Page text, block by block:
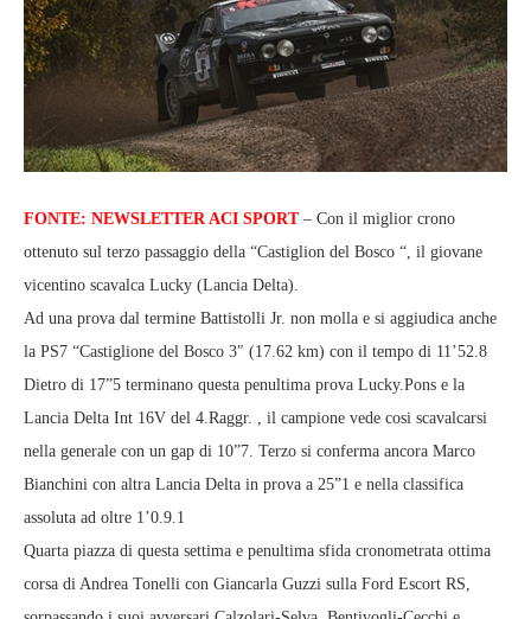
FONTE: NEWSLETTER ACI SPORT– Con il miglior crono
ottenuto sul terzo passaggio della “Castiglion del Bosco “, il giovane
vicentino scavalca Lucky (Lancia Delta).
Ad una prova dal termine Battistolli Jr. non molla e si aggiudica anche
la PS7 “Castiglione del Bosco 3″ (17.62 km) con il tempo di 11’52.8
Dietro di 17”5 terminano questa penultima prova Lucky.Pons e la
Lancia Delta Int 16V del 4.Raggr. , il campione vede cosi scavalcarsi
nella generale con un gap di 10”7. Terzo si conferma ancora Marco
Bianchini con altra Lancia Delta in prova a 25”1 e nella classifica
assoluta ad oltre 1’0.9.1
Quarta piazza di questa settima e penultima sfida cronometrata ottima
corsa di Andrea Tonelli con Giancarla Guzzi sulla Ford Escort RS,